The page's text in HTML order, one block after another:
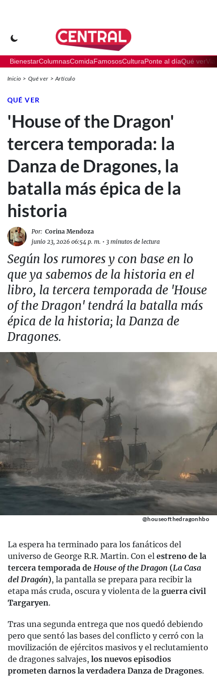
BienestarColumnasComidaFamososCulturaPonte al díaQué ver
Inicio Qué ver Artículo
QUÉ VER
'House of the Dragon'
tercera temporada: la
Danza de Dragones, la
batalla más épica de la
historia
Por: Corina Mendoza
junio 23, 2026 06:54 p. m. • 3 minutos de lectura
Según los rumores y con base en lo
que ya sabemos de la historia en el
libro, la tercera temporada de 'House
of the Dragon' tendrá la batalla más
épica de la historia; la Danza de
Dragones.
@houseofthedragonhbo
La espera ha terminado para los fanáticos del
universo de George R.R. Martin. Con el estreno de la
tercera temporada de House of the Dragon (La Casa
del Dragón), la pantalla se prepara para recibir la
etapa más cruda, oscura y violenta de la guerra civil
Targaryen.
Tras una segunda entrega que nos quedó debiendo
pero que sentó las bases del conflicto y cerró con la
movilización de ejércitos masivos y el reclutamiento
de dragones salvajes, los nuevos episodios
prometen darnos la verdadera Danza de Dragones.